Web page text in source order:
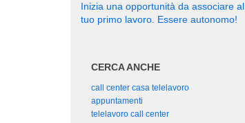
Inizia una opportunità da associare al
tuo primo lavoro. Essere autonomo!
CERCA ANCHE
call center casa telelavoro
appuntamenti
telelavoro call center